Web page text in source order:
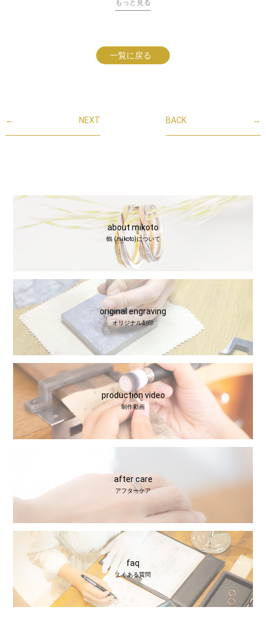
もっと見る
一覧に戻る
← NEXT →
BACK
about mikoto
鶴 (mikoto)について
original engraving
オリジナル刻印
production video
制作動画
after care
アフターケア
faq
よくある質問